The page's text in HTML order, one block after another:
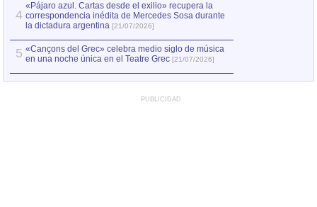
4
«Pájaro azul. Cartas desde el exilio» recupera la
correspondencia inédita de Mercedes Sosa durante
la dictadura argentina [21/07/2026]
5 «Cançons del Grec» celebra medio siglo de música
en una noche única en el Teatre Grec [21/07/2026]
PUBLICIDAD